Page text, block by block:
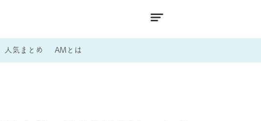
人気まとめ AMとは